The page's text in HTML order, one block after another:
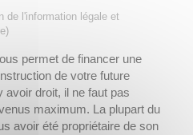
de l'information légale et
permet de financer une
de votre future
avoir droit, il ne faut pas
maximum. La plupart du
avoir été propriétaire de son